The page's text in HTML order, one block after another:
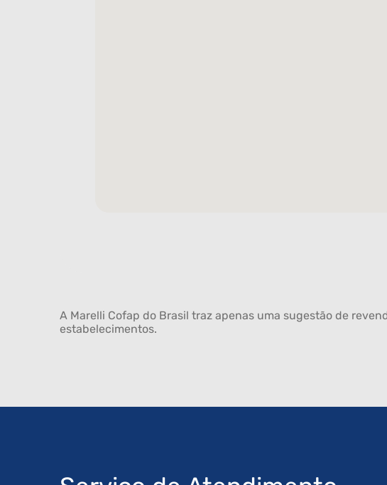
A Marelli Cofap do Brasil traz apenas uma sugestão de
estabelecimentos.